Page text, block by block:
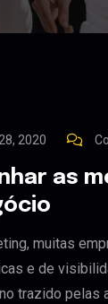
2020
as
muitas
e de
trazido pelas